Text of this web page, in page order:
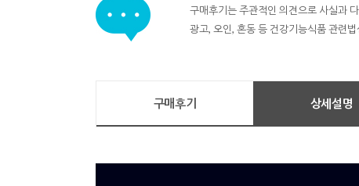
구매후기는 주관적인 의견으로 사실과
광고, 오인, 혼동 등 건강기능식품 관련
구매후기 상세설명